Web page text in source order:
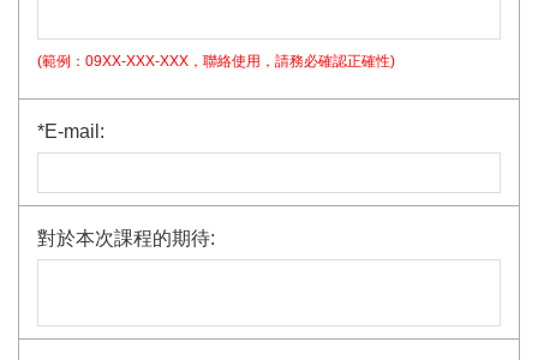
(範例：09XX-XXX-XXX，聯絡使用，請務必確認正確性)
*E-mail:
對於本次課程的期待: